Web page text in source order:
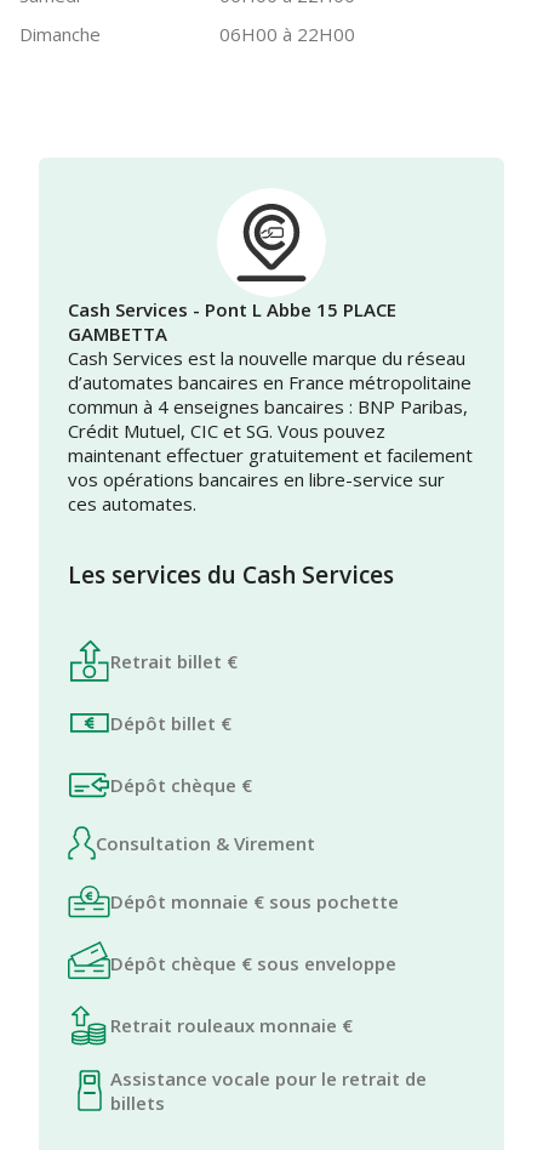
Dimanche
06H00 à 22H00
Cash Services - Pont L Abbe 15 PLACE
GAMBETTA
Cash Services est la nouvelle marque du réseau
d’automates bancaires en France métropolitaine
commun à 4 enseignes bancaires : BNP Paribas,
Crédit Mutuel, CIC et SG. Vous pouvez
maintenant effectuer gratuitement et facilement
vos opérations bancaires en libre-service sur
ces automates.
Les services du Cash Services
Retrait billet €
Dépôt billet €
Dépôt chèque €
Consultation & Virement
Dépôt monnaie € sous pochette
Dépôt chèque € sous enveloppe
Retrait rouleaux monnaie €
Assistance vocale pour le retrait de
billets